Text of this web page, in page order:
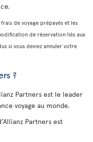
de voyage prépayés et les
de réservation liés aux
si vous deviez annuler votre
?
Partners est le leader
voyage au monde.
Partners est